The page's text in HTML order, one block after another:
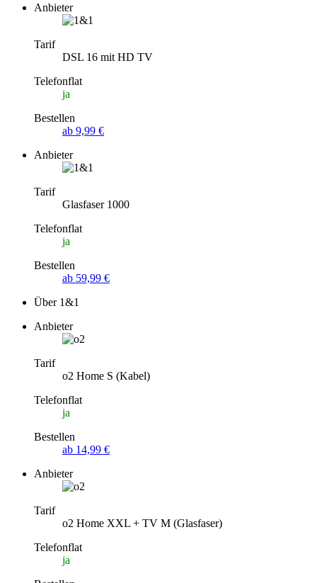
Anbieter
Tarif
DSL 16 mit HD TV
Telefonflat
ja
Bestellen
ab 9,99 €
Anbieter
Tarif
Glasfaser 1000
Telefonflat
ja
Bestellen
ab 59,99 €
Über 1&1
Anbieter
Tarif
o2 Home S (Kabel)
Telefonflat
ja
Bestellen
ab 14,99 €
Anbieter
Tarif
o2 Home XXL + TV M (Glasfaser)
Telefonflat
ja